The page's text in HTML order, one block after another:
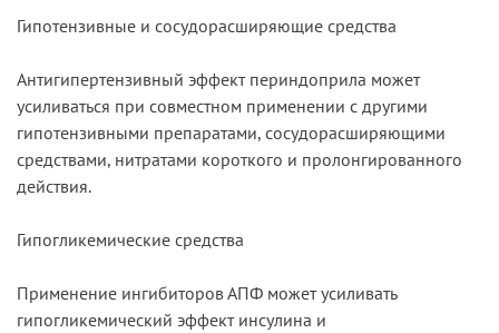
Гипотензивные и сосудорасширяющие средства
Антигипертензивный эффект периндоприла может
усиливаться при совместном применении с другими
гипотензивными препаратами, сосудорасширяющими
средствами, нитратами короткого и пролонгированного
действия.
Гипогликемические средства
Применение ингибиторов АПФ может усиливать
гипогликемический эффект инсулина и